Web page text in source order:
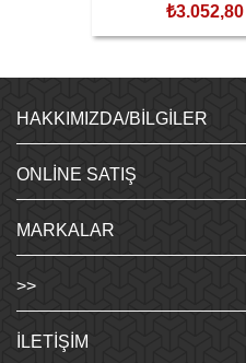
₺3.052,80
HAKKIMIZDA/BILGILER
ONLINE SATIŞ
MARKALAR
>>
İLETIŞIM